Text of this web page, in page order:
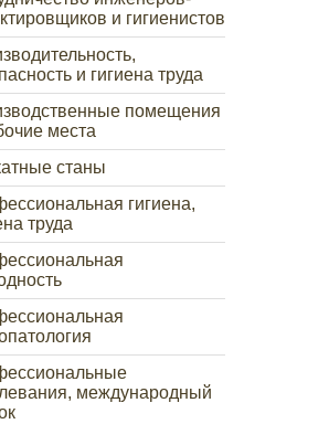
и гигиенистов
и гигиена труда
помещения
места
станы
гигиена,
труда
международный